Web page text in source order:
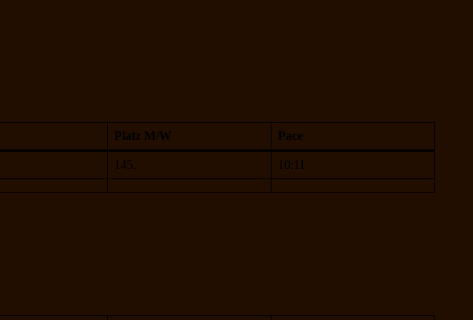
Platz M/W Pace
145. 10:11